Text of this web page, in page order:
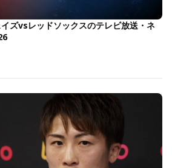
イズvsレッドソックスのテレビ放送・ネ